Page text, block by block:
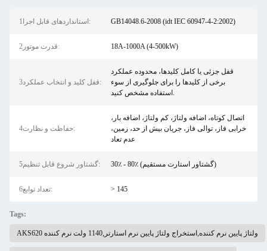
1استانداردهای قابل اجرا: GB14048.6-2008 (idt IEC 60947-4-2:2002)
2قدرت موتور: 18A-1000A (4-500kW)
3قفل کلید و انتخاب عملکرد:
قفل جزئی یا کامل کلیدها، محدوده عملکرد
برخی از کلیدها را برای جلوگیری از سوء
استفاده مشخص کنید.
4حفاظت و نظارت:
اتصال کوتاه، اضافه ولتاژ، کم ولتاژ، اضافه بار،
خرابی فاز، توالی فاز، جریان بیش از حد، زمین،
عدم تعاد
5گشتاور شروع قابل تنظیم: 30٪ - 80٪ (گشتاور استارت مستقیم)
6تعداد توابع: > 145
Tags:
AKS620 ولتاژ پایین نرم کننده,استخراج ولتاژ پایین نرم استارتر,1140 ولت نرم کننده